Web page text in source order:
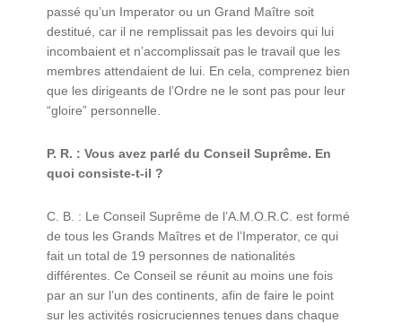
passé qu’un Imperator ou un Grand Maître soit
destitué, car il ne remplissait pas les devoirs qui lui
incombaient et n’accomplissait pas le travail que les
membres attendaient de lui. En cela, comprenez bien
que les dirigeants de l’Ordre ne le sont pas pour leur
“gloire” personnelle.
P. R. : Vous avez parlé du Conseil Suprême. En
quoi consiste-t-il ?
C. B. : Le Conseil Suprême de l’A.M.O.R.C. est formé
de tous les Grands Maîtres et de l’Imperator, ce qui
fait un total de 19 personnes de nationalités
différentes. Ce Conseil se réunit au moins une fois
par an sur l’un des continents, afin de faire le point
sur les activités rosicruciennes tenues dans chaque